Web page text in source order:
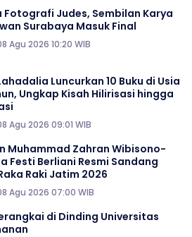
Fotografi Judes, Sembilan Karya
Surabaya Masuk Final
Agu 2026 10:20 WIB
Luncurkan 10 Buku di Usia
Ungkap Kisah Hilirisasi hingga
Agu 2026 09:01 WIB
Muhammad Zahran Wibisono-
Festi Berliani Resmi Sandang
Raki Jatim 2026
Agu 2026 07:00 WIB
di Dinding Universitas